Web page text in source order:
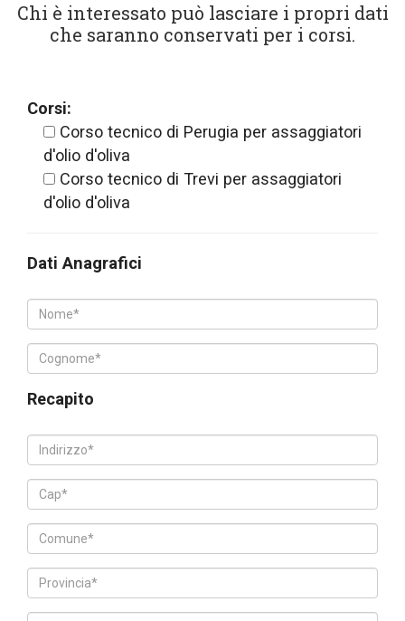
Chi è interessato può lasciare i propri dati
che saranno conservati per i corsi.
Corsi:
Corso tecnico di Perugia per assaggiatori
d'olio d'oliva
Corso tecnico di Trevi per assaggiatori
d'olio d'oliva
Dati Anagrafici
Recapito